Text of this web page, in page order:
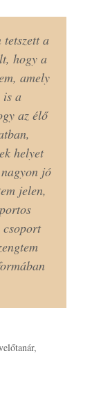
tetszett a
hogy a
amely
is a
az élő
helyet
jó
jelen,
csoport